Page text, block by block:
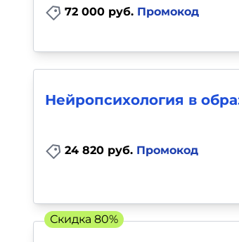
72 000 руб. Промокод
Нейропсихология в
24 820 руб. Промокод
Скидка 80%